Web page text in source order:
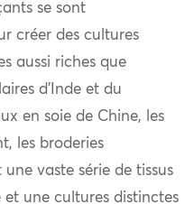
se sont
créer des cultures
aussi riches que
d’Inde et du
en soie de Chine, les
les broderies
une vaste série de tissus
une cultures distinctes